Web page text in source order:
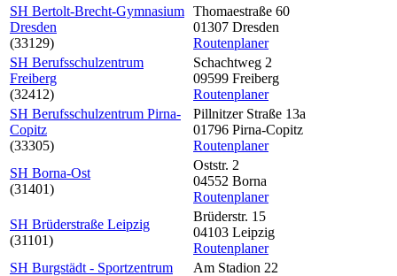
SH Bertolt-Brecht-Gymnasium
Dresden
(33129)
Thomaestraße 60
01307 Dresden
Routenplaner
SH Berufsschulzentrum
Freiberg
(32412)
Schachtweg 2
09599 Freiberg
Routenplaner
SH Berufsschulzentrum Pirna-
Copitz
(33305)
Pillnitzer Straße 13a
01796 Pirna-Copitz
Routenplaner
SH Borna-Ost
(31401)
Oststr. 2
04552 Borna
Routenplaner
SH Brüderstraße Leipzig
(31101)
Brüderstr. 15
04103 Leipzig
Routenplaner
SH Burgstädt - Sportzentrum
Am Stadion 22